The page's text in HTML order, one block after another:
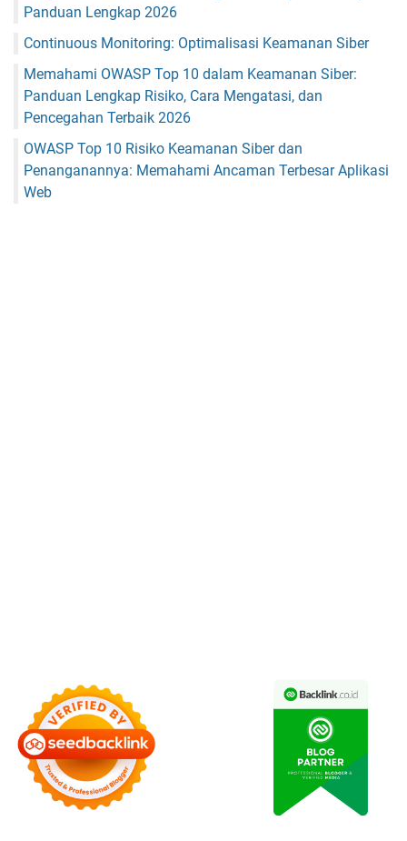
Panduan Lengkap 2026
Continuous Monitoring: Optimalisasi Keamanan Siber
Memahami OWASP Top 10 dalam Keamanan Siber:
Panduan Lengkap Risiko, Cara Mengatasi, dan
Pencegahan Terbaik 2026
OWASP Top 10 Risiko Keamanan Siber dan
Penanganannya: Memahami Ancaman Terbesar Aplikasi
Web